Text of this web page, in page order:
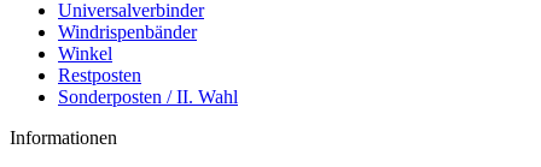
Universalverbinder
Windrispenbänder
Winkel
Restposten
Sonderposten / II. Wahl
Informationen